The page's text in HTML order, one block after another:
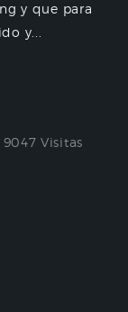
y que para
y...
Visitas